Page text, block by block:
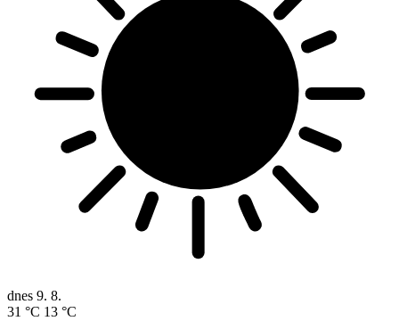
dnes 9. 8.
31 °C 13 °C